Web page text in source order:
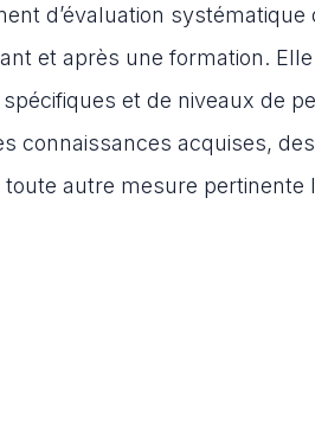
d’évaluation systématique
et après une formation.
et de niveaux de
connaissances acquises,
autre mesure pertinente